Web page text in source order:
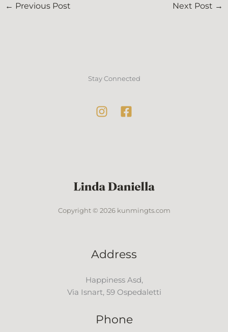
← Previous Post Next Post →
Stay Connected
Copyright © 2026 kunmingts.com
Address
Happiness Asd,
Via Isnart, 59 Ospedaletti
Phone